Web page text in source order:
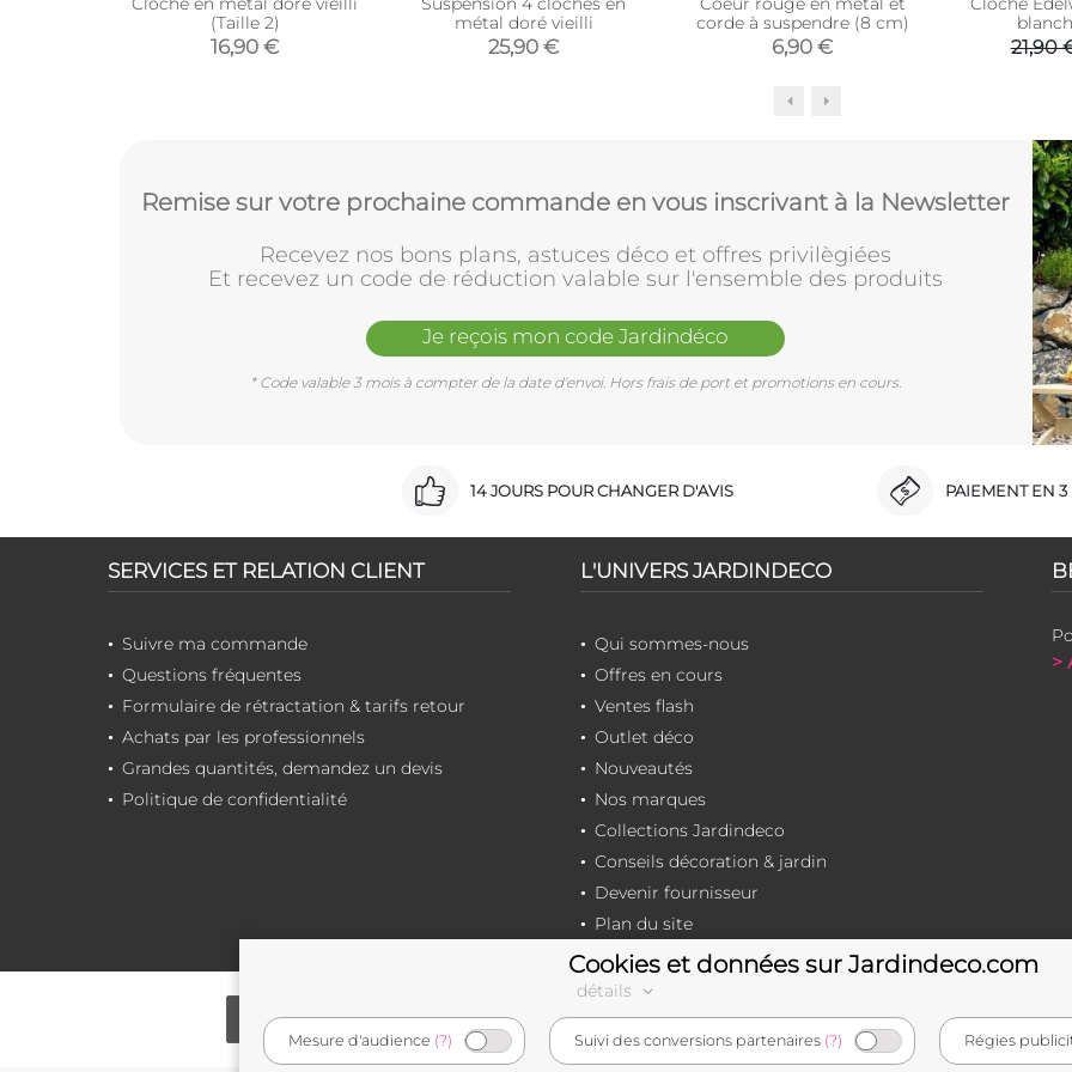
(Taille 2)
16,90 €
métal doré vieilli
25,90 €
corde à suspendre (8 cm)
6,90 € 21,90
Remise sur votre prochaine commande en vous inscrivant à la Newsletter
Recevez nos bons plans, astuces déco et offres privilègiées
Et recevez un code de réduction valable sur l'ensemble des produits
Je reçois mon code Jardindéco
* Code valable 3 mois à compter de la date d'envoi. Hors frais de port et promotions en cours.
14 JOURS POUR CHANGER D'AVIS PAIEMENT EN 3
SERVICES ET RELATION CLIENT
Suivre ma commande
Questions fréquentes
Formulaire de rétractation & tarifs retour
Achats par les professionnels
Grandes quantités, demandez un devis
Politique de confidentialité
L'UNIVERS JARDINDECO
Qui sommes-nous
Offres en cours
Ventes flash
Outlet déco
Nouveautés
Nos marques
Collections Jardindeco
Conseils décoration & jardin
Devenir fournisseur
Plan du site
>
e-commerçant français
Cookies et données sur Jardindeco.com
détails
Mesure d'audience (?) Suivi des conversions partenaires (?) Régies